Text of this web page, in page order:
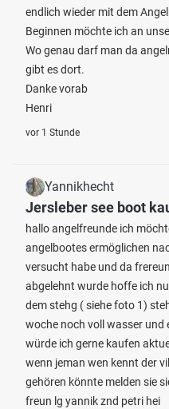
endlich wieder mit dem
Beginnen möchte ich an
Wo genau darf man da
gibt es dort.
Danke vorab
Henri
vor 1 Stunde
Yannikhecht
Jersleber see boot
hallo angelfreunde ich
angelbootes ermöglichen
versucht habe und da
abgelehnt wurde hoffe ich
dem stehg ( siehe foto 1)
woche noch voll wasser
würde ich gerne kaufen
wenn jeman wen kennt der
gehören könnte melden sie
freun lg yannik znd petri hei